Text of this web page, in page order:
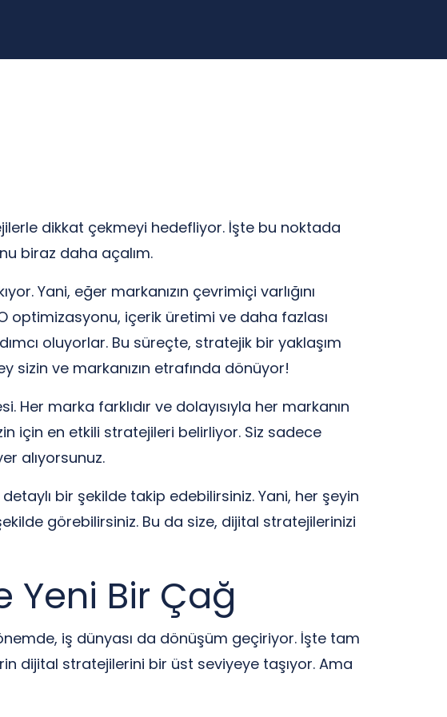
dikkat çekmeyi hedefliyor. İşte bu noktada
biraz daha açalım.
Yani, eğer markanızın çevrimiçi varlığını
optimizasyonu, içerik üretimi ve daha fazlası
oluyorlar. Bu süreçte, stratejik bir yaklaşım
sizin ve markanızın etrafında dönüyor!
Her marka farklıdır ve dolayısıyla her markanın
için en etkili stratejileri belirliyor. Siz sadece
alıyorsunuz.
bir şekilde takip edebilirsiniz. Yani, her şeyin
görebilirsiniz. Bu da size, dijital stratejilerinizi
Yeni Bir Çağ
iş dünyası da dönüşüm geçiriyor. İşte tam
dijital stratejilerini bir üst seviyeye taşıyor. Ama